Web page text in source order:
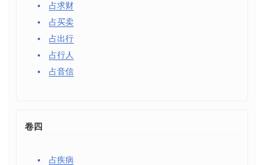
占求财
占买卖
占出行
占行人
占音信
卷四
占疾病